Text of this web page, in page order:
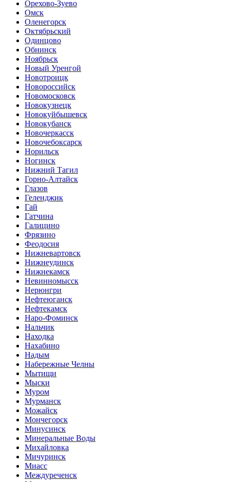
Орехово-Зуево
Омск
Оленегорск
Октябрьский
Одинцово
Обнинск
Ноябрьск
Новый Уренгой
Новотроицк
Новороссийск
Новомосковск
Новокузнецк
Новокуйбышевск
Новокубанск
Новочеркасск
Новочебоксарск
Норильск
Ногинск
Нижний Тагил
Горно-Алтайск
Глазов
Геленджик
Гай
Гатчина
Галицино
Фрязино
Феодосия
Нижневартовск
Нижнеудинск
Нижнекамск
Невинномысск
Нерюнгри
Нефтеюганск
Нефтекамск
Наро-Фоминск
Нальчик
Находка
Нахабино
Надым
Набережные Челны
Мытищи
Мыски
Муром
Мурманск
Можайск
Мончегорск
Минусинск
Минеральные Воды
Михайловка
Мичуринск
Миасс
Междуреченск